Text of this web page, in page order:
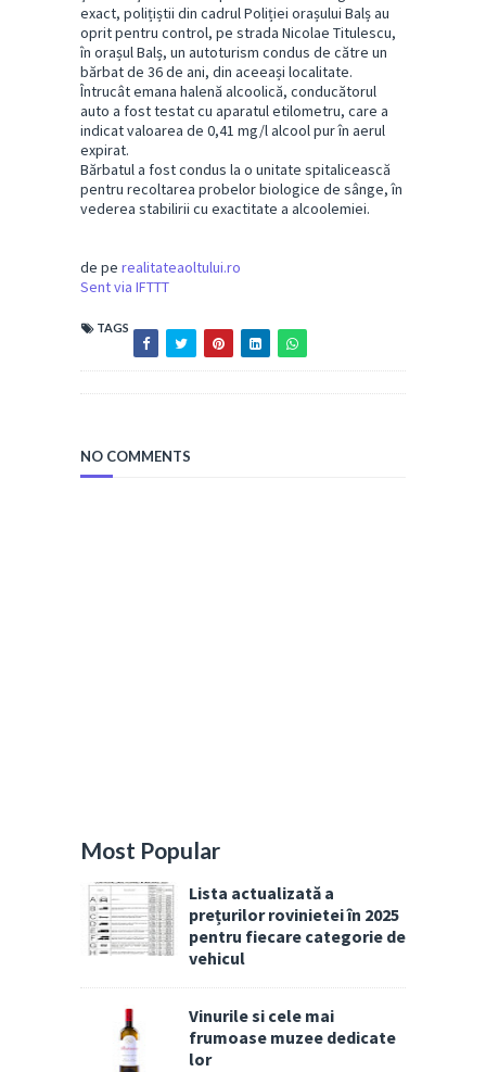
exact, polițiștii din cadrul Poliției orașului Balș au
oprit pentru control, pe strada Nicolae Titulescu,
în orașul Balș, un autoturism condus de către un
bărbat de 36 de ani, din aceeași localitate.
Întrucât emana halenă alcoolică, conducătorul
auto a fost testat cu aparatul etilometru, care a
indicat valoarea de 0,41 mg/l alcool pur în aerul
expirat.
Bărbatul a fost condus la o unitate spitalicească
pentru recoltarea probelor biologice de sânge, în
vederea stabilirii cu exactitate a alcoolemiei.
de pe realitateaoltului.ro
Sent via IFTTT
TAGS
NO COMMENTS
Most Popular
Lista actualizată a
prețurilor rovinietei în 2025
pentru fiecare categorie de
vehicul
Vinurile si cele mai
frumoase muzee dedicate
lor